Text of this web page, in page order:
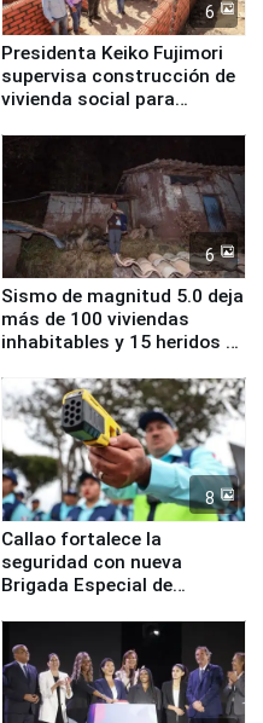
6
Presidenta Keiko Fujimori
supervisa construcción de
vivienda social para
6
Sismo de magnitud 5.0 deja
más de 100 viviendas
inhabitables y 15 heridos en
8
Callao fortalece la
seguridad con nueva
Brigada Especial de
equipamiento para
Serenazgo